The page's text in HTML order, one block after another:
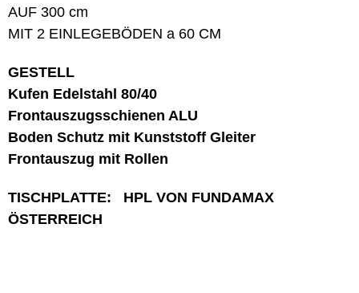
AUF 300 cm
MIT 2 EINLEGEBÖDEN a 60 CM
GESTELL
Kufen Edelstahl 80/40
Frontauszugsschienen ALU
Boden Schutz mit Kunststoff Gleiter
Frontauszug mit Rollen
TISCHPLATTE: HPL VON FUNDAMAX
ÖSTERREICH